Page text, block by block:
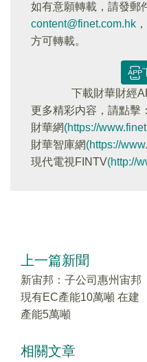
如有意願轉載，請發郵
content@finet.com.hk
方可轉載。
下載財華財經
更多精彩内容，請點擊：
財華網(https://
財華智庫網(https://
現代電視FINTV(http://
上一篇新聞
新宙邦：子公司惠州宙邦
現有EC產能10萬噸 在建
產能5萬噸
相關文章